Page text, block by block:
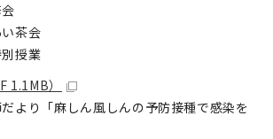
茶会
授業
1.1MB）
より「麻しん風しんの予防接種で感染を